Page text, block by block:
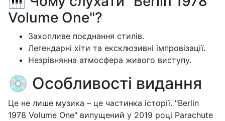
Volume One"?
Захопливе поєднання стилів.
Легендарні хіти та ексклюзивні імпровізації.
Незрівнянна атмосфера живого виступу.
💿 Особливості видання
Це не лише музика – це частинка історії. "Berlin
1978 Volume One" випущений у 2019 році Parachute